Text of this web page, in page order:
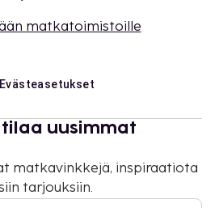
matkatoimistoille
Evästeasetukset
uusimmat
matkavinkkejä, inspiraatiota
tarjouksiin.